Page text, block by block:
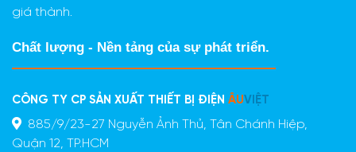
giá thành.
Chất lượng - Nền tảng của sự phát triển.
CÔNG TY CP SẢN XUẤT THIẾT BỊ ĐIỆN ÂUVIỆT
885/9/23-27 Nguyễn Ảnh Thủ, Tân Chánh Hiệp,
Quận 12, TP.HCM